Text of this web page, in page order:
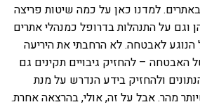
למדנו כאן על כמה שיטות פריצה
וגם על התנהלות בדרופל כמנהלי אתרים
הנוגע לאבטחה. לא הרחבתי את היריעה
– להחזיק גיבויים תקינים גם
ולהחזיק בידע הנדרש על מנת
מהר. אבל על זה, אולי, בהרצאה אחרת.